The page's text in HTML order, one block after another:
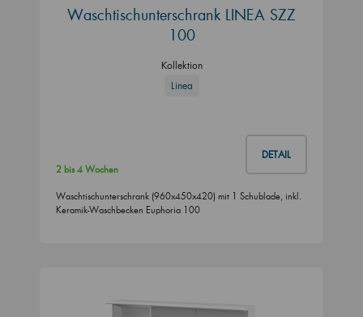
Waschtischunterschrank LINEA SZZ
100
Kollektion
Linea
DETAIL
2 bis 4 Wochen
Waschtischunterschrank (960x450x420) mit 1 Schublade, inkl.
Keramik-Waschbecken Euphoria 100